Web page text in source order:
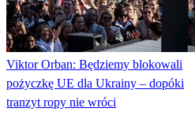
Viktor Orban: Będziemy blokowali
pożyczkę UE dla Ukrainy – dopóki
tranzyt ropy nie wróci